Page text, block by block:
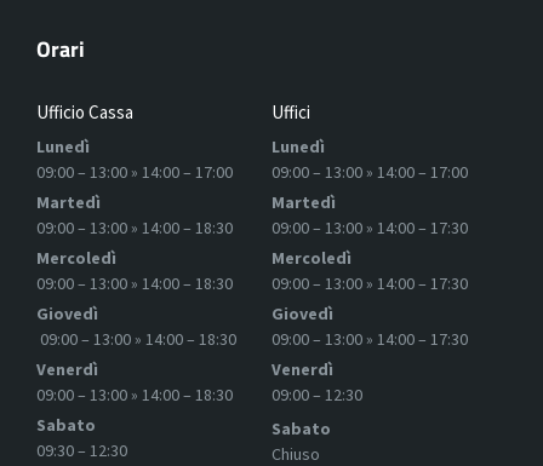
Orari
Ufficio Cassa
Lunedì
09:00 – 13:00 » 14:00 – 17:00
Martedì
09:00 – 13:00 » 14:00 – 18:30
Mercoledì
09:00 – 13:00 » 14:00 – 18:30
Giovedì
09:00 – 13:00 » 14:00 – 18:30
Venerdì
09:00 – 13:00 » 14:00 – 18:30
Sabato
09:30 – 12:30
Uffici
Lunedì
09:00 – 13:00 » 14:00 – 17:00
Martedì
09:00 – 13:00 » 14:00 – 17:30
Mercoledì
09:00 – 13:00 » 14:00 – 17:30
Giovedì
09:00 – 13:00 » 14:00 – 17:30
Venerdì
09:00 – 12:30
Sabato
Chiuso